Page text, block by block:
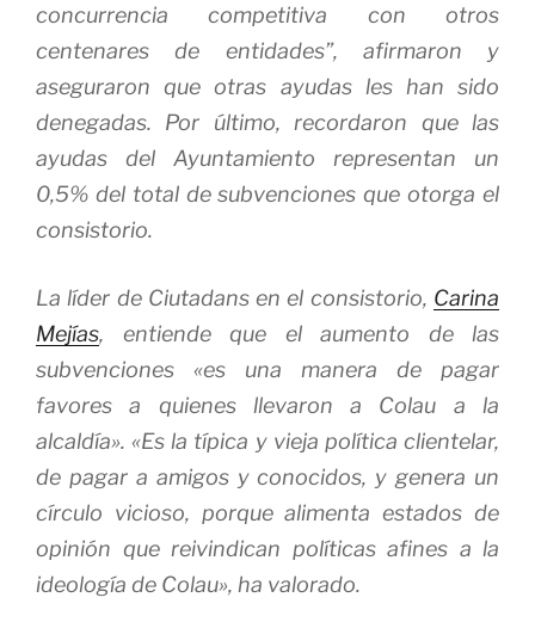
concurrencia competitiva con otros
centenares de entidades”, afirmaron y
aseguraron que otras ayudas les han sido
denegadas. Por último, recordaron que las
ayudas del Ayuntamiento representan un
0,5% del total de subvenciones que otorga el
consistorio.
La líder de Ciutadans en el consistorio, Carina
Mejías, entiende que el aumento de las
subvenciones «es una manera de pagar
favores a quienes llevaron a Colau a la
alcaldía». «Es la típica y vieja política clientelar,
de pagar a amigos y conocidos, y genera un
círculo vicioso, porque alimenta estados de
opinión que reivindican políticas afines a la
ideología de Colau», ha valorado.